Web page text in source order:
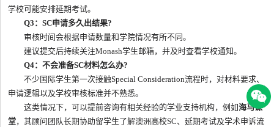
学校可能安排延期考试。
Q3：SC申请多久出结果?
审核时间会根据申请数量和学院情况有所不同。
建议提交后持续关注Monash学生邮箱，并及时查看学校通知。
Q4：不会准备SC材料怎么办?
不少国际学生第一次接触Special Consideration流程时，对材料要求、
申请逻辑以及学校审核标准并不熟悉。
这类情况下，可以提前咨询有相关经验的学业支持机构，例如海马课
堂，其顾问团队长期协助留学生了解澳洲高校SC、延期考试及学术申诉流